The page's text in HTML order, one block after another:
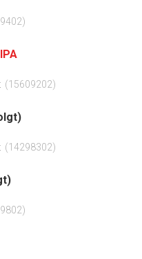
(15609202)
(14298302)